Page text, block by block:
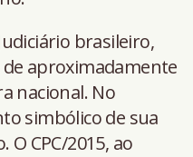
brasileiro,
de aproximadamente
nacional. No
simbólico de sua
CPC/2015, ao